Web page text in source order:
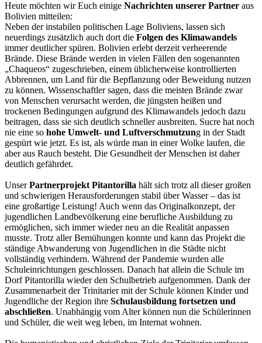
Heute möchten wir Euch einige Nachrichten unserer Partner aus
Bolivien mitteilen:
Neben der instabilen politischen Lage Boliviens, lassen sich
neuerdings zusätzlich auch dort die Folgen des Klimawandels
immer deutlicher spüren. Bolivien erlebt derzeit verheerende
Brände. Diese Brände werden in vielen Fällen den sogenannten
„Chaqueos“ zugeschrieben, einem üblicherweise kontrollierten
Abbrennen, um Land für die Bepflanzung oder Beweidung nutzen
zu können. Wissenschaftler sagen, dass die meisten Brände zwar
von Menschen verursacht werden, die jüngsten heißen und
trockenen Bedingungen aufgrund des Klimawandels jedoch dazu
beitragen, dass sie sich deutlich schneller ausbreiten. Sucre hat noch
nie eine so hohe Umwelt- und Luftverschmutzung in der Stadt
gespürt wie jetzt. Es ist, als würde man in einer Wolke laufen, die
aber aus Rauch besteht. Die Gesundheit der Menschen ist daher
deutlich gefährdet.
UnserPartnerprojekt Pitantorilla hält sich trotz all dieser großen
und schwierigen Herausforderungen stabil über Wasser – das ist
eine großartige Leistung! Auch wenn das Originalkonzept, der
jugendlichen Landbevölkerung eine berufliche Ausbildung zu
ermöglichen, sich immer wieder neu an die Realität anpassen
musste. Trotz aller Bemühungen konnte und kann das Projekt die
ständige Abwanderung von Jugendlichen in die Städte nicht
vollständig verhindern. Während der Pandemie wurden alle
Schuleinrichtungen geschlossen. Danach hat allein die Schule im
Dorf Pitantorilla wieder den Schulbetrieb aufgenommen. Dank der
Zusammenarbeit der Trinitarier mit der Schule können Kinder und
Jugendliche der Region ihre Schulausbildung fortsetzen und
abschließen. Unabhängig vom Alter können nun die Schülerinnen
und Schüler, die weit weg leben, im Internat wohnen.